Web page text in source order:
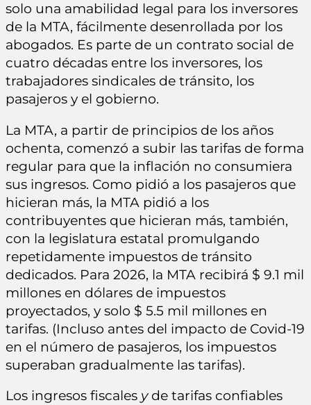
solo una amabilidad legal para los inversores
de la MTA, fácilmente desenrollada por los
abogados. Es parte de un contrato social de
cuatro décadas entre los inversores, los
trabajadores sindicales de tránsito, los
pasajeros y el gobierno.
La MTA, a partir de principios de los años
ochenta, comenzó a subir las tarifas de forma
regular para que la inflación no consumiera
sus ingresos. Como pidió a los pasajeros que
hicieran más, la MTA pidió a los
contribuyentes que hicieran más, también,
con la legislatura estatal promulgando
repetidamente impuestos de tránsito
dedicados. Para 2026, la MTA recibirá $ 9.1 mil
millones en dólares de impuestos
proyectados, y solo $ 5.5 mil millones en
tarifas. (Incluso antes del impacto de Covid-19
en el número de pasajeros, los impuestos
superaban gradualmente las tarifas).
Los ingresos fiscales yde tarifas confiables